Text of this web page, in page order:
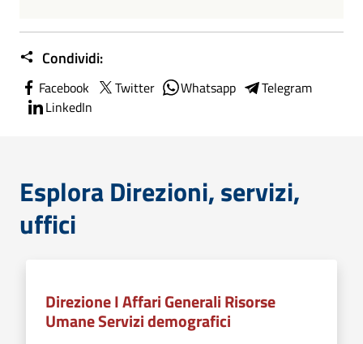
Condividi:
Facebook Twitter Whatsapp
Telegram
LinkedIn
Esplora Direzioni, servizi,
uffici
Direzione I Affari Generali Risorse
Umane Servizi demografici